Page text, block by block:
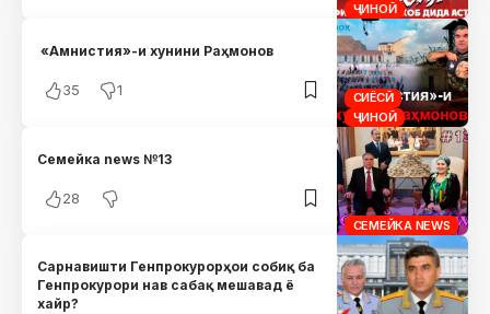
ҶИНОӢ
СИЁСӢ
ҶИНОӢ
«Амнистия»-и хунини Раҳмонов
35 1
СЕМЕЙКА NEWS
Семейка news №13
28
Сарнавишти Генпрокурорҳои собиқ ба
Генпрокурори нав сабақ мешавад ё
хайр?